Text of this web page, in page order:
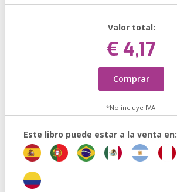
Valor total:
€ 4,17
Comprar
*No incluye IVA.
Este libro puede estar a la venta en: